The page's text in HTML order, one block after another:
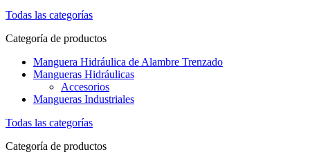
Todas las categorías
Categoría de productos
Manguera Hidráulica de Alambre Trenzado
Mangueras Hidráulicas
Accesorios
Mangueras Industriales
Todas las categorías
Categoría de productos